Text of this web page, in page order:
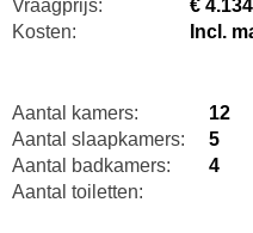
Vraagprijs:
€
Kosten:
Incl.
Aantal kamers:
12
Aantal slaapkamers:
5
Aantal badkamers:
4
Aantal toiletten: